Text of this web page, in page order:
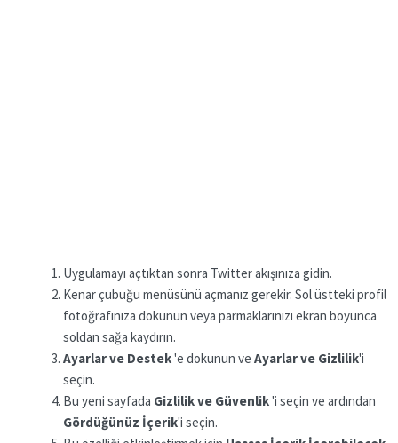
Uygulamayı açtıktan sonra Twitter akışınıza gidin.
Kenar çubuğu menüsünü açmanız gerekir. Sol üstteki profil
fotoğrafınıza dokunun veya parmaklarınızı ekran boyunca
soldan sağa kaydırın.
Ayarlar ve Destek'e dokunun ve Ayarlar ve Gizlilik'i
seçin.
Bu yeni sayfada Gizlilik ve Güvenlik'i seçin ve ardından
Gördüğünüz İçerik'i seçin.